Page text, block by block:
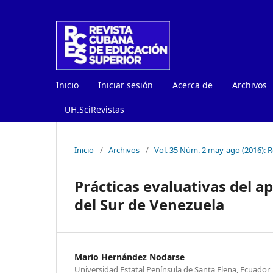
Inicio Iniciar sesión Acerca de Archivos
UH.SciRevistas
Inicio / Archivos / Vol. 35 Núm. 2 may-ago (2016):
Prácticas evaluativas del
del Sur de Venezuela
Mario Hernández Nodarse
Universidad Estatal Península de Santa Elena, Ecuador